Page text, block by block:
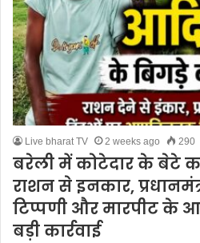
Live bharat TV 2 weeks ago 290
बरेली में कोटेदार के बेटे
राशन से इनकार,
टिप्पणी और मारपीट के
बड़ी कार्रवाई